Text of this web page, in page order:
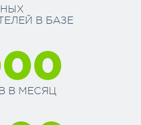
В БАЗЕ
В МЕСЯЦ